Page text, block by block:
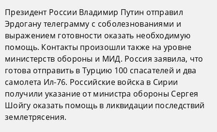
Президент России Владимир Путин отправил
Эрдогану телеграмму с соболезнованиями и
выражением готовности оказать необходимую
помощь. Контакты произошли также на уровне
министерств обороны и МИД. Россия заявила, что
готова отправить в Турцию 100 спасателей и два
самолета Ил-76. Российские войска в Сирии
получили указание от министра обороны Сергея
Шойгу оказать помощь в ликвидации последствий
землетрясения.